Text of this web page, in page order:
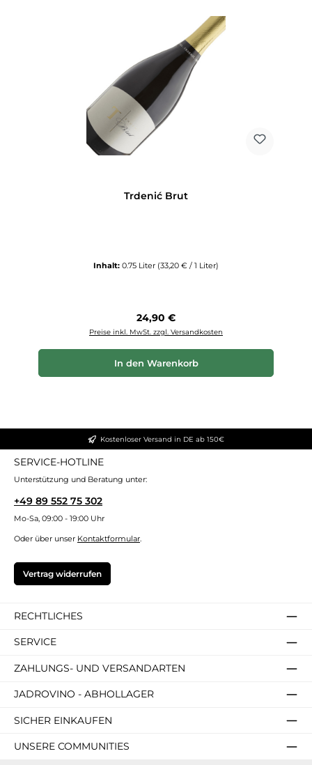
Trdenić Brut
Inhalt: 0.75 Liter (33,20 € / 1 Liter)
Regulärer Preis:
24,90 €
Preise inkl. MwSt. zzgl. Versandkosten
In den Warenkorb
Kostenloser Versand in DE ab 150€
SERVICE-HOTLINE
Unterstützung und Beratung unter:
+49 89 552 75 302
Mo-Sa, 09:00 - 19:00 Uhr
Oder über unser Kontaktformular.
Vertrag widerrufen
RECHTLICHES
SERVICE
ZAHLUNGS- UND VERSANDARTEN
JADROVINO - ABHOLLAGER
SICHER EINKAUFEN
UNSERE COMMUNITIES